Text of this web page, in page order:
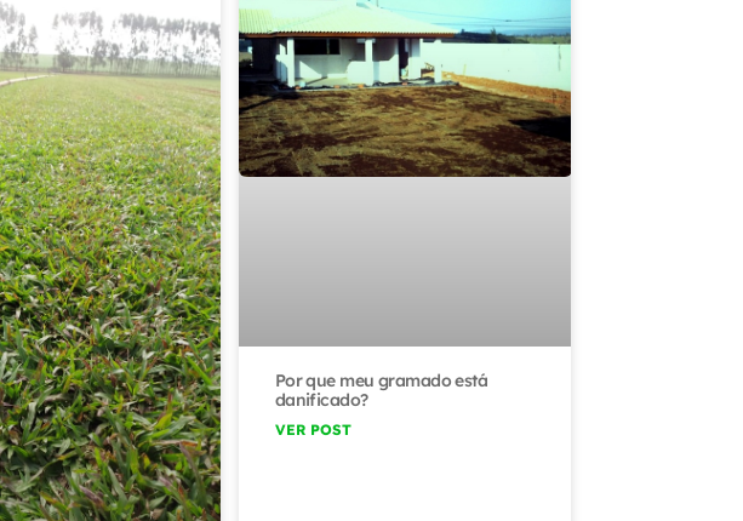
Por que meu gramado está
danificado?
VER POST